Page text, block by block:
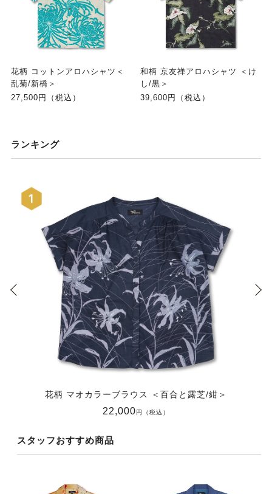
花柄 コットンアロハシャツ＜
乱菊/新橋＞
27,500円（税込）
和柄 京友禅アロハシャツ ＜け
し/黒＞
39,600円（税込）
ランキング
花柄 マオカラーブラウス ＜百合と露芝/紺＞
22,000円（税込）
スタッフおすすめ商品